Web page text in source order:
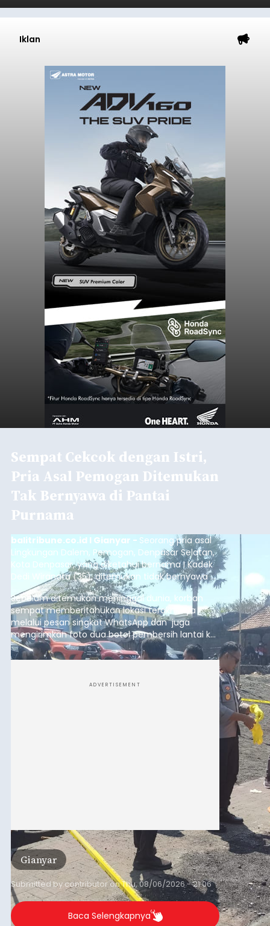
Iklan
Sempat Cekcok dengan Istri,
Pria Asal Pemogan Ditemukan
Tak Bernyawa di Pantai
Purnama
balitribune.co.id I Gianyar - Seorang pria asal
Lingkungan Dalem, Pemogan, Denpasar Selatan,
Kota Denpasar, yang diketahui bernama I Kadek
Dedi Wiranata (35), ditemukan tidak bernyawa di
pesisir Pantai Purnama, Sukawati.
Sebelum ditemukan meninggal dunia, korban
sempat memberitahukan lokasi terakhirnya
melalui pesan singkat WhatsApp dan juga
mengirimkan foto dua botol pembersih lantai ke
istrinya.
ADVERTISEMENT
Gianyar
Submitted by contributoronThu, 08/06/2026 - 21:06
Baca Selengkapnya